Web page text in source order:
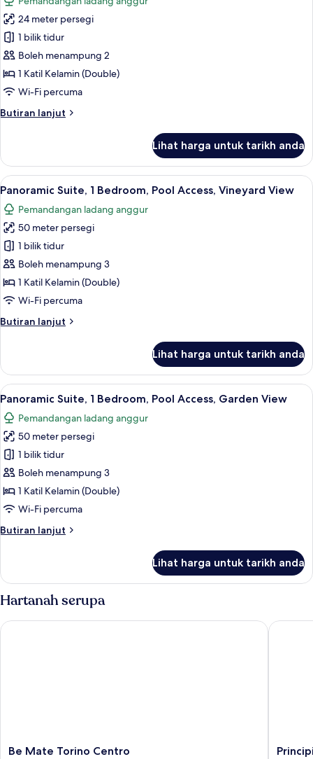
Access,
Vineyard
View
untuk
Panoramic
Double
Room,
1
Katil
(Double),
Vineyard
View
24 meter persegi
1 bilik tidur
Boleh menampung 2
1 Katil Kelamin (Double)
Wi-Fi percuma
Butiran lanjut
Butiran
Double
Room,
1
Kelamin
(Double),
Pool
Access,
Vineyard
View
Lihat harga untuk tarikh anda
Lihat
semua
foto
untuk
Panoramic
Suite,
1
Bedroom,
Access,
Panoramic Suite, 1 Bedroom, Pool
10
Panoramic Suite, 1 Bedroom, Pool Access, Vineyard View
Pemandangan ladang anggur
50 meter persegi
1 bilik tidur
Boleh menampung 3
1 Katil Kelamin (Double)
Wi-Fi percuma
Butiran lanjut
Butiran
Suite,
Bedroom,
Access,
Vineyard
View
Lihat harga untuk tarikh anda
Lihat
semua
foto
untuk
Panoramic
Suite,
1
Bedroom,
Access,
Panoramic Suite, 1 Bedroom, Pool
8
Panoramic Suite, 1 Bedroom, Pool Access, Garden View
Pemandangan ladang anggur
50 meter persegi
1 bilik tidur
Boleh menampung 3
1 Katil Kelamin (Double)
Wi-Fi percuma
Butiran lanjut
Butiran
Suite,
Bedroom,
Access,
Lihat harga untuk tarikh anda
Hartanah serupa
Be
Be Mate Torino Centro
Be Mate Torino Centro
Principi
Principi